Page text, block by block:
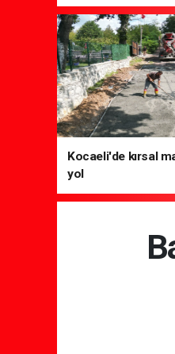
Kocaeli'de kırsal
yol